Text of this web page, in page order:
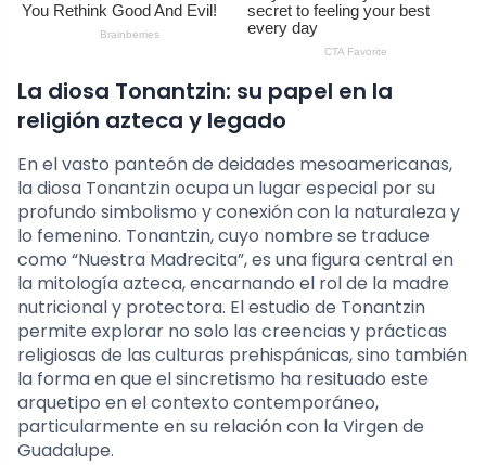
La diosa Tonantzin: su papel en la
religión azteca y legado
En el vasto panteón de deidades mesoamericanas,
la diosa Tonantzin ocupa un lugar especial por su
profundo simbolismo y conexión con la naturaleza y
lo femenino. Tonantzin, cuyo nombre se traduce
como “Nuestra Madrecita”, es una figura central en
la mitología azteca, encarnando el rol de la madre
nutricional y protectora. El estudio de Tonantzin
permite explorar no solo las creencias y prácticas
religiosas de las culturas prehispánicas, sino también
la forma en que el sincretismo ha resituado este
arquetipo en el contexto contemporáneo,
particularmente en su relación con la Virgen de
Guadalupe.